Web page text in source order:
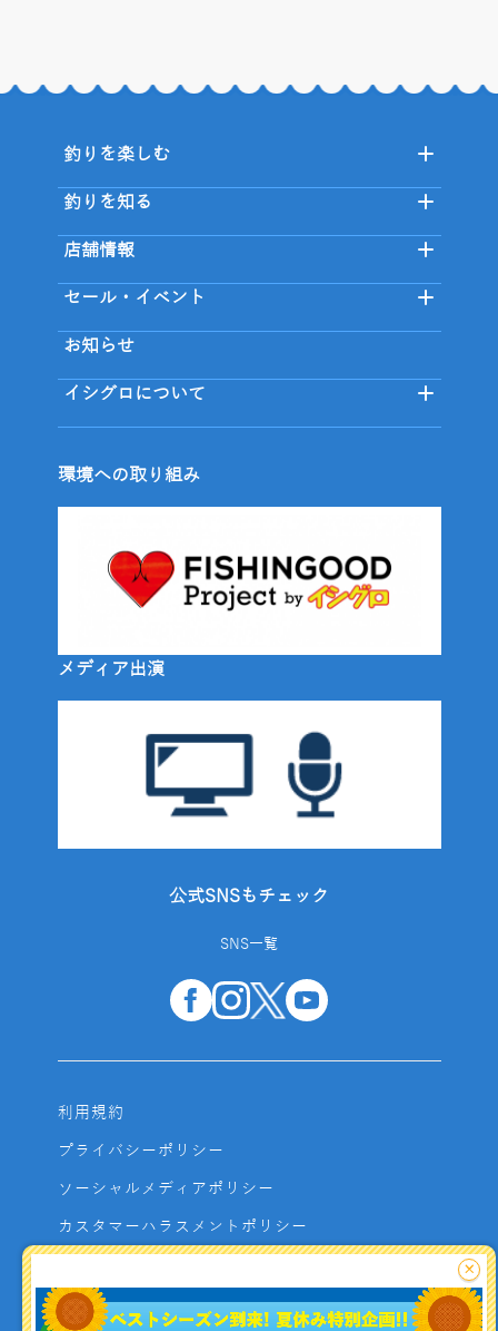
釣りを楽しむ
釣りを知る
店舗情報
セール・イベント
お知らせ
イシグロについて
環境への取り組み
メディア出演
公式SNSもチェック
SNS一覧
利用規約
プライバシーポリシー
ソーシャルメディアポリシー
カスタマーハラスメントポリシー
よくあるご質問
×